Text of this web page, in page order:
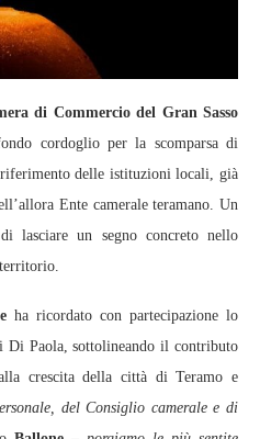
di Commercio del Gran Sasso
cordoglio per la scomparsa di
delle istituzioni locali, già
Ente camerale teramano. Un
lasciare un segno concreto nello
ha ricordato con partecipazione lo
Di Paola, sottolineando il contributo
crescita della città di Teramo e
del Consiglio camerale e di